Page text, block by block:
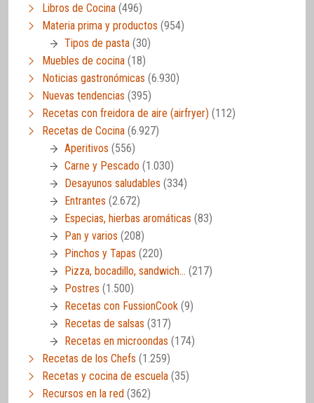
Libros de Cocina (496)
Materia prima y productos (954)
Tipos de pasta (30)
Muebles de cocina (18)
Noticias gastronómicas (6.930)
Nuevas tendencias (395)
Recetas con freidora de aire (airfryer) (112)
Recetas de Cocina (6.927)
Aperitivos (556)
Carne y Pescado (1.030)
Desayunos saludables (334)
Entrantes (2.672)
Especias, hierbas aromáticas (83)
Pan y varios (208)
Pinchos y Tapas (220)
Pizza, bocadillo, sandwich… (217)
Postres (1.500)
Recetas con FussionCook (9)
Recetas de salsas (317)
Recetas en microondas (174)
Recetas de los Chefs (1.259)
Recetas y cocina de escuela (35)
Recursos en la red (362)